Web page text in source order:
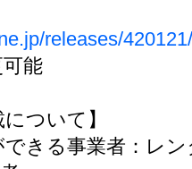
releases/
能
ついて】
できる事業者：レ